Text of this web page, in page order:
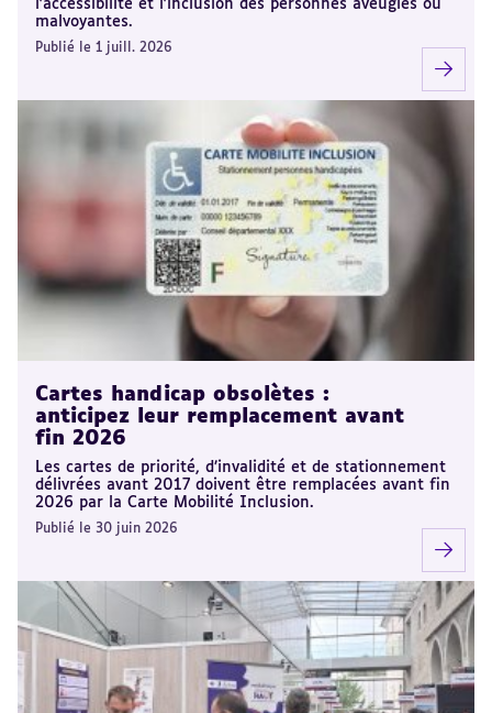
l'accessibilité et l'inclusion des personnes aveugles ou
malvoyantes.
Publié le 1 juill. 2026
Cartes handicap obsolètes :
anticipez leur remplacement avant
fin 2026
Les cartes de priorité, d’invalidité et de stationnement
délivrées avant 2017 doivent être remplacées avant fin
2026 par la Carte Mobilité Inclusion.
Publié le 30 juin 2026